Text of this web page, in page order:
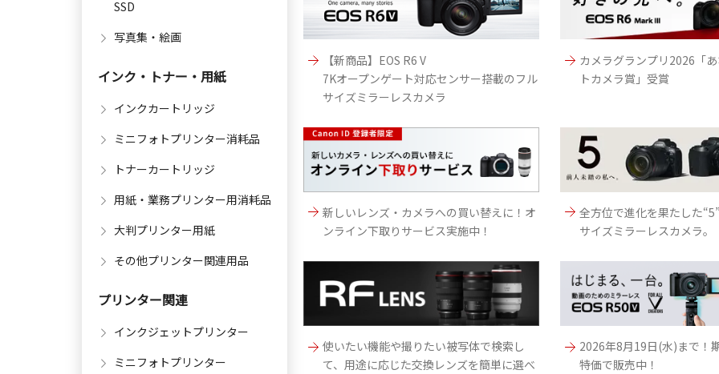
SSD
写真集・絵画
インク・トナー・用紙
インクカートリッジ
ミニフォトプリンター消耗品
トナーカートリッジ
用紙・業務プリンター用消耗品
大判プリンター用紙
その他プリンター関連用品
プリンター関連
インクジェットプリンター
ミニフォトプリンター
【新商品】EOS R6 V
7Kオープンゲート対応センサー搭載のフル
サイズミラーレスカメラ
カメラグランプリ2026「
トカメラ賞」受賞
新しいレンズ・カメラへの買い替えに！オ
ンライン下取りサービス実施中！
全方位で進化を果たした
サイズミラーレスカメラ。
使いたい機能や撮りたい被写体で検索し
て、用途に応じた交換レンズを簡単に選べ
2026年8月19日(水)まで！
特価で販売中！